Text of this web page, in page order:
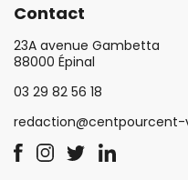
Contact
23A avenue Gambetta
88000 Épinal
03 29 82 56 18
redaction@centpourcent-